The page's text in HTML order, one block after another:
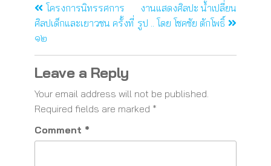
โครงการนิทรรศการ
ศิลปเด็กและเยาวชน ครั้งที่
๑๒
งานแสดงศิลปะ น้ำเปลี่ยน
รูป .. โดย โชคชัย ตักโพธิ์
Leave a Reply
Your email address will not be published.
Required fields are marked *
Comment *